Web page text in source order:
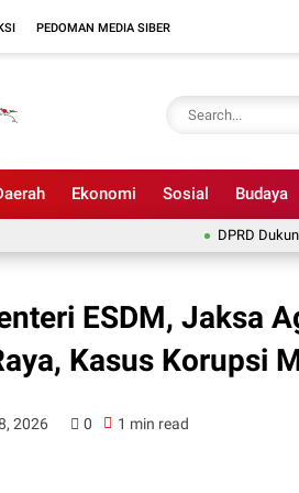
PEDOMAN MEDIA SIBER
Ekonomi Sosial Budaya
DPRD Dukung
ESDM, Jaksa
Kasus Korupsi
2026 0 1 min read